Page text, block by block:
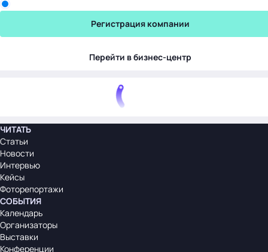
Регистрация компании
Перейти в бизнес-центр
ЧИТАТЬ
Статьи
Новости
Интервью
Кейсы
Фоторепортажи
СОБЫТИЯ
Календарь
Организаторы
Выставки
Конференции